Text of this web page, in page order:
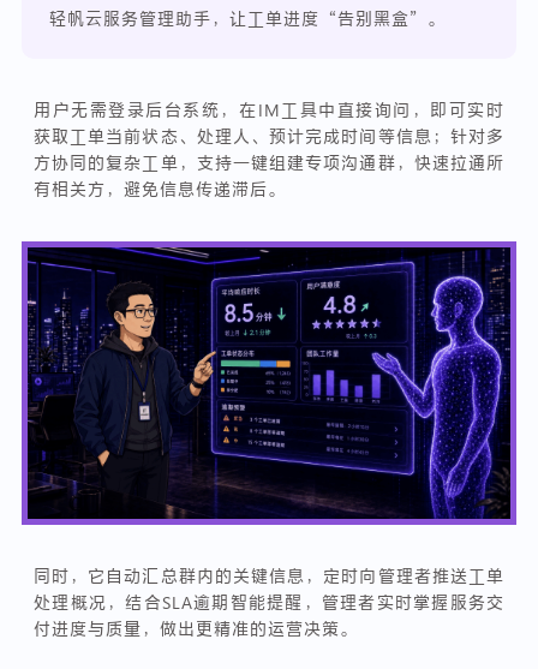
轻帆云服务管理助手，让工单进度“告别黑盒”。
用户无需登录后台系统，在IM工具中直接询问，即可实时
获取工单当前状态、处理人、预计完成时间等信息；针对多
方协同的复杂工单，支持一键组建专项沟通群，快速拉通所
有相关方，避免信息传递滞后。
同时，它自动汇总群内的关键信息，定时向管理者推送工单
处理概况，结合SLA逾期智能提醒，管理者实时掌握服务交
付进度与质量，做出更精准的运营决策。